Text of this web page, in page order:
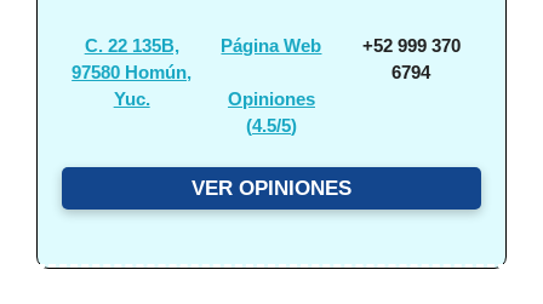
C. 22 135B,
97580 Homún,
Yuc.
Página Web
Opiniones
(4.5/5)
+52 999 370
6794
VER OPINIONES